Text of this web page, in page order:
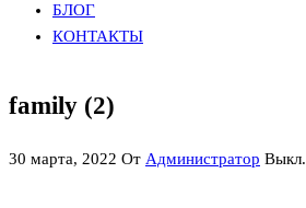
БЛОГ
КОНТАКТЫ
family (2)
30 марта, 2022 От Администратор Выкл.